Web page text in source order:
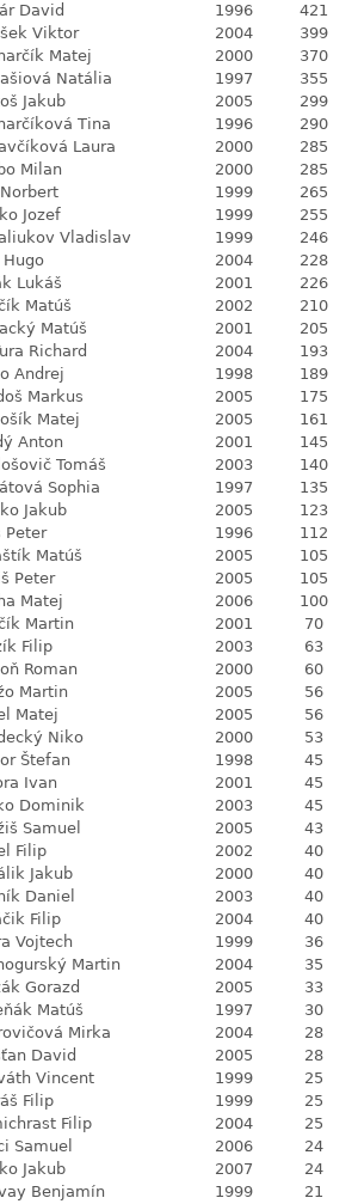
David 1996
421
Viktor 2004
399
Matej 2000
370
Natália 1997
355
Jakub 2005
299
Tina 1996
290
Laura 2000
285
Milan 2000
285
1999
265
Jozef 1999
255
Vladislav 1999
246
Hugo 2004
228
Lukáš 2001
226
Matúš 2002
210
Matúš 2001
205
Richard 2004
193
Andrej 1998
189
Markus 2005
175
Matej 2005
161
Anton 2001
145
Tomáš 2003
140
Sophia 1997
135
Jakub 2005
123
Peter 1996
112
Matúš 2005
105
Peter 2005
105
Matej 2006
100
Martin 2001
70
Filip 2003
63
Roman 2000
60
Martin 2005
56
Matej 2005
56
Niko 2000
53
Štefan 1998
45
Ivan 2001
45
Dominik 2003
45
Samuel 2005
43
Filip 2002
40
Jakub 2000
40
Daniel 2003
40
Filip 2004
40
Vojtech 1999
36
Martin 2004
35
Gorazd 2005
33
Matúš 1997
30
Mirka 2004
28
David 2005
28
Vincent 1999
25
Filip 1999
25
Filip 2004
25
Samuel 2006
24
Jakub 2007
24
Benjamín 1999
21